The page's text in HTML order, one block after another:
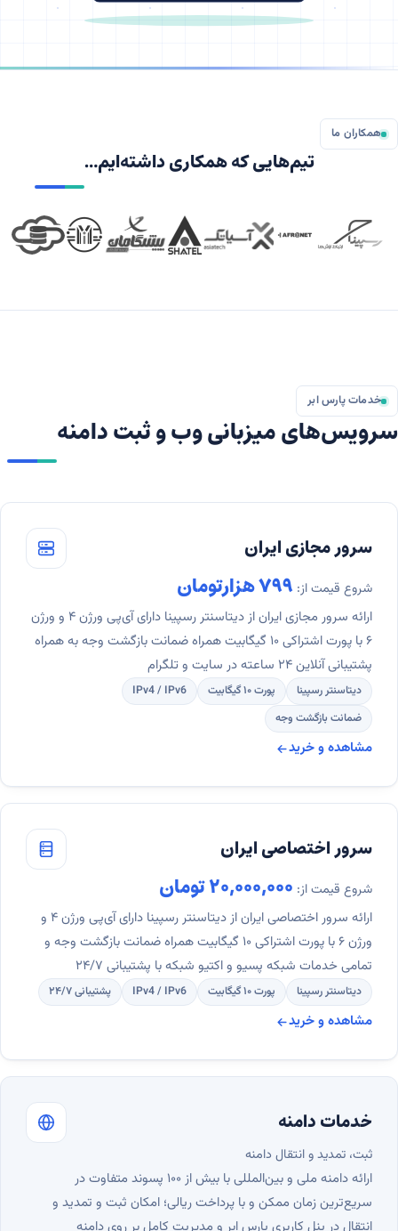
همکاران ما
تیم‌هایی که همکاری داشته‌ایم…
خدمات پارس ابر
میزبانی وب و ثبت دامنه
سرور مجازی ایران
شروع قیمت از: ۷۹۹ هزارتومان
ارائه سرور مجازی ایران از دیتاسنتر رسپینا دارای آی‌پی ورژن ۴ و ورژن
۶ با پورت اشتراکی ۱۰ گیگابیت همراه ضمانت بازگشت وجه به همراه
پشتیبانی آنلاین ۲۴ ساعته در سایت و تلگرام
دیتاسنتر رسپینا پورت ۱۰ گیگابیت
IPv4 / IPv6
ضمانت بازگشت وجه
مشاهده و خرید
سرور مجازی ایران
سرور اختصاصی ایران
شروع قیمت از: ۲۰,۰۰۰,۰۰۰ تومان
ارائه سرور اختصاصی ایران از دیتاسنتر رسپینا دارای آی‌پی ورژن ۴ و
ورژن ۶ با پورت اشتراکی ۱۰ گیگابیت همراه ضمانت بازگشت وجه و
تمامی خدمات شبکه پسیو و اکتیو شبکه با پشتیبانی ۲۴/۷
دیتاسنتر رسپینا پورت ۱۰ گیگابیت IPv4 / IPv6 پشتیبانی ۲۴/۷
مشاهده و خرید
سرور اختصاصی ایران
خدمات دامنه
ثبت، تمدید و انتقال دامنه
ارائه دامنه ملی و بین‌المللی با بیش از ۱۰۰ پسوند متفاوت در
سریع‌ترین زمان ممکن و با پرداخت ریالی؛ امکان ثبت و تمدید و